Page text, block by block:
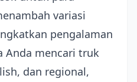
variasi
pengalaman
Anda mencari truk
dan regional,